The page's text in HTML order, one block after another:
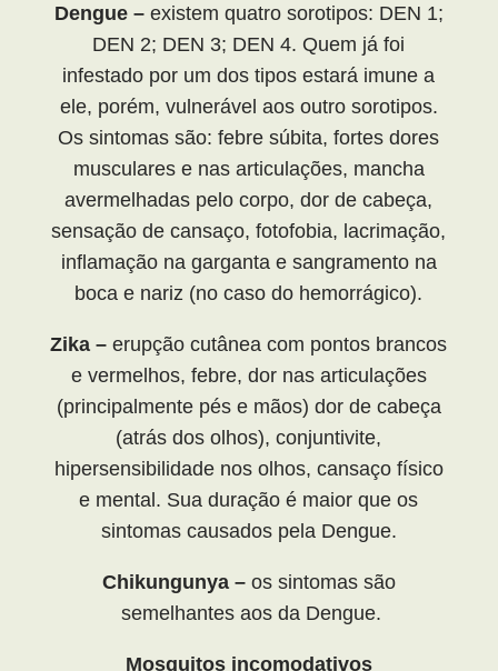
Dengue – existem quatro sorotipos: DEN 1;
DEN 2; DEN 3; DEN 4. Quem já foi
infestado por um dos tipos estará imune a
ele, porém, vulnerável aos outro sorotipos.
Os sintomas são: febre súbita, fortes dores
musculares e nas articulações, mancha
avermelhadas pelo corpo, dor de cabeça,
sensação de cansaço, fotofobia, lacrimação,
inflamação na garganta e sangramento na
boca e nariz (no caso do hemorrágico).
Zika – erupção cutânea com pontos brancos
e vermelhos, febre, dor nas articulações
(principalmente pés e mãos) dor de cabeça
(atrás dos olhos), conjuntivite,
hipersensibilidade nos olhos, cansaço físico
e mental. Sua duração é maior que os
sintomas causados pela Dengue.
Chikungunya – os sintomas são
semelhantes aos da Dengue.
Mosquitos incomodativos